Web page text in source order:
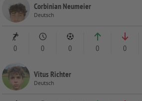
Corbinian Neumeier
Deutsch
0 0 0 0 0
Vitus Richter
Deutsch